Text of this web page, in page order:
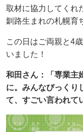
取材に協力してくれ
釧路生まれの札幌育
この日はご両親と4
いました！
和田さん：「専業主
に。みんなびっくり
て、すごい言われて